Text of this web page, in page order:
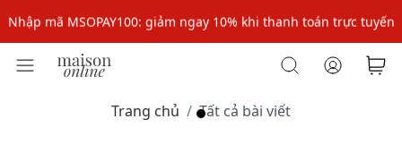
Nhập mã MSOPAY100: giảm ngay 10% khi thanh toán trực tuyến
Nhập mã: MSOXINCHAO - Giảm 10% đơn đầu cho thành viên mới!
Nhập mã: MSOXINCHAO - Giảm 10% đơn đầu cho thành viên mới!
Trang chủ Tất cả bài viết